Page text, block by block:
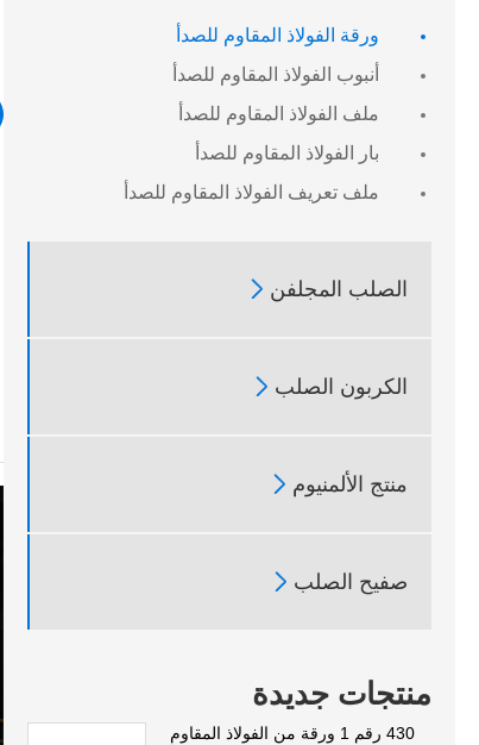
ورقة الفولاذ المقاوم للصدأ
أنبوب الفولاذ المقاوم للصدأ
ملف الفولاذ المقاوم للصدأ
بار الفولاذ المقاوم للصدأ
ملف تعريف الفولاذ المقاوم للصدأ
الصلب المجلفن 
الكربون الصلب 
منتج الألمنيوم 
صفيح الصلب 
منتجات جديدة
430 رقم 1 ورقة من الفولاذ المقاوم